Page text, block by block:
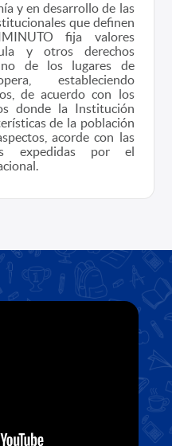
y en desarrollo de las
que definen
fija valores
y otros derechos
de los lugares de
estableciendo
de acuerdo con los
donde la Institución
de la población
acorde con las
expedidas por el